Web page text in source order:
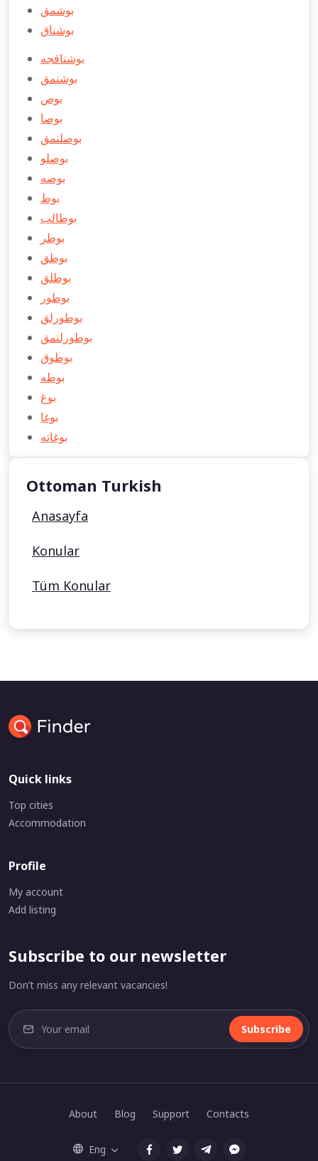
بوشمق
بوشناق
بوشناقجه
بوشنمق
بوص
بوصا
بوصلنمق
بوصلو
بوصه
بوط
بوطالب
بوطر
بوطق
بوطلق
بوطور
بوطورلق
بوطورلنمق
بوطوق
بوطه
بوغ
بوغا
بوغاته
Ottoman Turkish
Anasayfa
Konular
Tüm Konular
Quick links
Top cities
Accommodation
Profile
My account
Add listing
Subscribe to our newsletter
Don’t miss any relevant vacancies!
Subscribe
About Blog Support Contacts
Eng